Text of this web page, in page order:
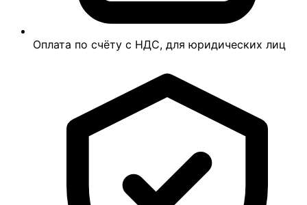
Оплата по счёту с НДС, для юридических лиц